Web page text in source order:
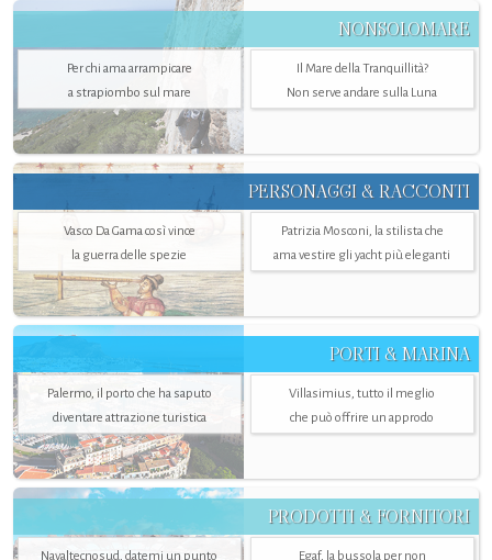
NONSOLOMARE
Per chi ama arrampicare
a strapiombo sul mare
Il Mare della Tranquillità?
Non serve andare sulla Luna
PERSONAGGI & RACCONTI
Vasco Da Gama così vince
la guerra delle spezie
Patrizia Mosconi, la stilista che
ama vestire gli yacht più eleganti
PORTI & MARINA
Palermo, il porto che ha saputo
diventare attrazione turistica
Villasimius, tutto il meglio
che può offrire un approdo
PRODOTTI & FORNITORI
Navaltecnosud, datemi un punto Egaf, la bussola per non